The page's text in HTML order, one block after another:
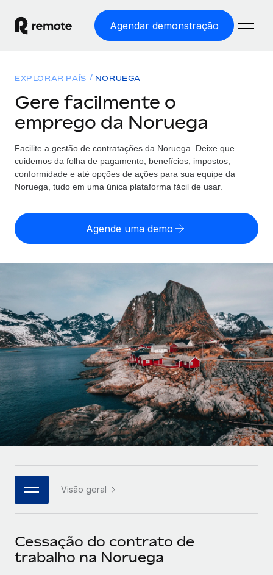
Agendar demonstração
EMPREGO GLOBAL
Processamento Salarial
Processamento salarial fácil e em conformidade
Employer of Record
entidades
SERVICES
Perguntar a um especialista
Obtenha apoio especializado em RH e
conformidade globais
Soluções
COBERTURA GLOBAL
Explorador de países
Encontra apoio para emprego global por país
Comparar a Remote
Veja como nos comparamos com os outros
Parceiros tecnológicos estratégicos
Integre os RH globais na sua plataforma de forma
flexível
CASE STUDIES
Cultivating a Thriving Remote-First Culture in
Partnership with Remote
At a glance Discover the evolution of TheyDo, a pioneering
journey management platform that has...
Reverse Tech at a glance Health and wellness startup,
Reverse Tech, partnered with Remote to manage...
Preçário
English
Deutsch
Español
Italiano
Português (Portugal)
日本語
한국어
中文（简体）
Início de sessão
EXPLORAR PAÍS NORUEGA
Gere facilmente o
emprego da Noruega
Facilite a gestão de contratações da Noruega. Deixe que
cuidemos da folha de pagamento, benefícios, impostos,
conformidade e até opções de ações para sua equipe da
Noruega, tudo em uma única plataforma fácil de usar.
Agende uma demo
Visão geral
Cessação do contrato de
trabalho na Noruega